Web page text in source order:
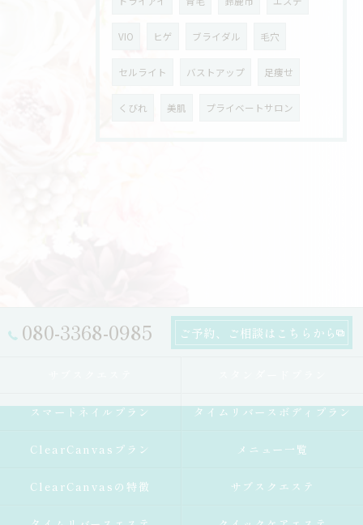
VIO ヒゲ ブライダル 毛穴
セルライト バストアップ 足痩せ
くびれ 美肌 プライベートサロン
080-3368-0985 ご予約、ご相談はこちらから
スマートネイルプラン タイムリバースボディプラン
ClearCanvasプラン メニュー一覧
ClearCanvasの特徴 サブスクエステ